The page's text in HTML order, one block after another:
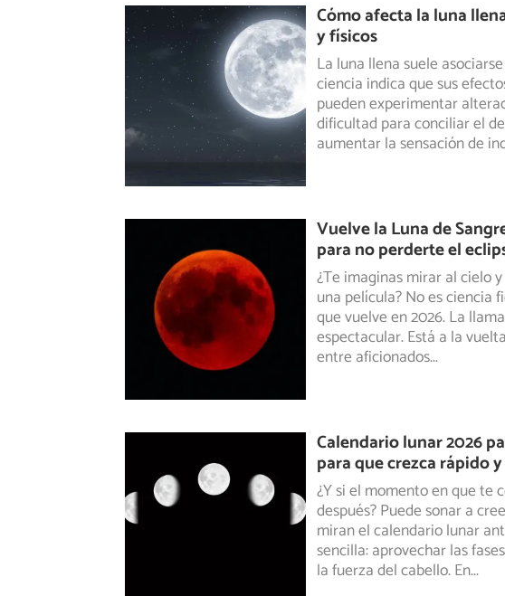
Cómo afecta la luna
y físicos
La luna llena suele
ciencia indica que sus
pueden experimentar
dificultad para conciliar el
aumentar la sensación de
Vuelve la Luna de
para no perderte el
¿Te imaginas mirar al cielo
una película? No es ciencia
que vuelve en 2026. La
espectacular. Está a la
entre aficionados...
Calendario lunar 2026
para que crezca rápido
¿Y si el momento en que te
después? Puede sonar a
miranel calendario lunar
sencilla: aprovechar las
la fuerza del cabello. En...